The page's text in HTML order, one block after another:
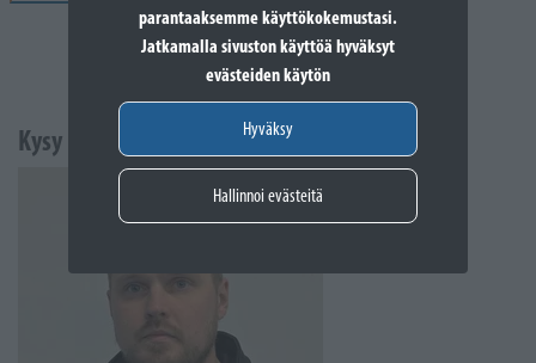
parantaaksemme käyttökokemustasi.
Jatkamalla sivuston käyttöä hyväksyt
evästeiden käytön
Hyväksy
Hallinnoi evästeitä
Kysy lisää